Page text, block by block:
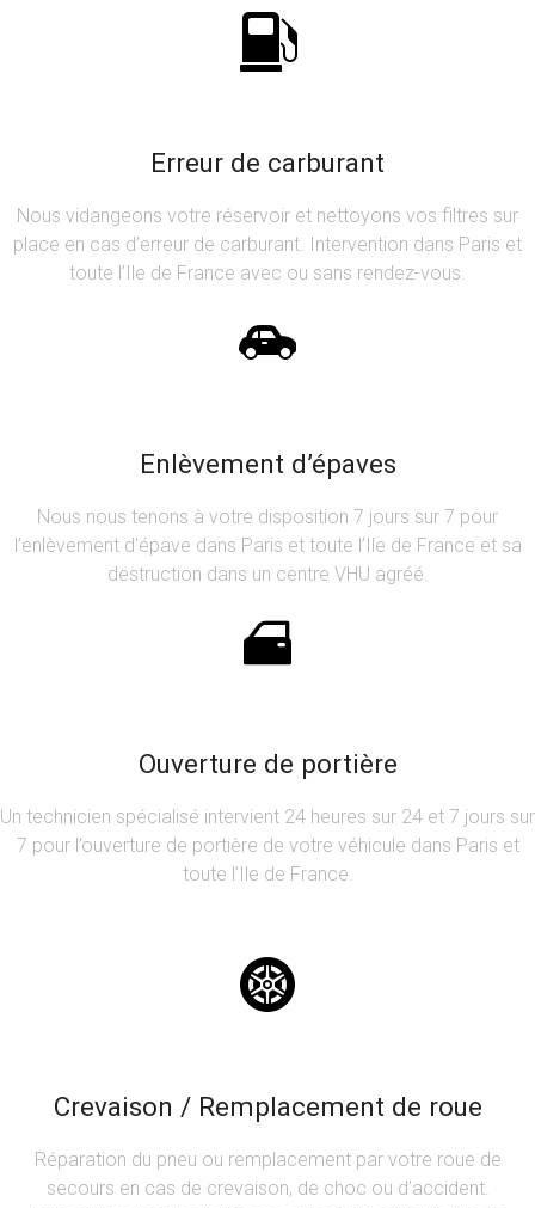
Erreur de carburant
Nous vidangeons votre réservoir et nettoyons vos filtres sur
place en cas d’erreur de carburant. Intervention dans Paris et
toute l’Ile de France avec ou sans rendez-vous.
Enlèvement d’épaves
Nous nous tenons à votre disposition 7 jours sur 7 pour
l’enlèvement d’épave dans Paris et toute l’Ile de France et sa
destruction dans un centre VHU agréé.
Ouverture de portière
Un technicien spécialisé intervient 24 heures sur 24 et 7 jours sur
7 pour l’ouverture de portière de votre véhicule dans Paris et
toute l’Ile de France.
Crevaison / Remplacement de roue
Réparation du pneu ou remplacement par votre roue de
secours en cas de crevaison, de choc ou d’accident.